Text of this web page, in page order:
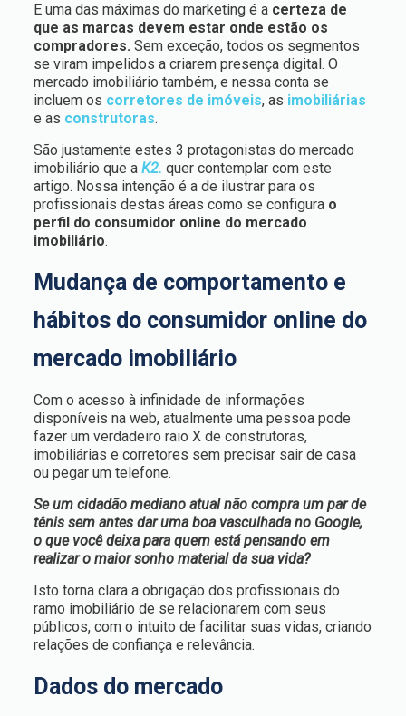
E uma das máximas do marketing é a certeza de
que as marcas devem estar onde estão os
compradores. Sem exceção, todos os segmentos
se viram impelidos a criarem presença digital. O
mercado imobiliário também, e nessa conta se
incluem os corretores de imóveis, as imobiliárias
e as construtoras.
São justamente estes 3 protagonistas do mercado
imobiliário que a K2. quer contemplar com este
artigo. Nossa intenção é a de ilustrar para os
profissionais destas áreas como se configura o
perfil do consumidor online do mercado
imobiliário.
Mudança de comportamento e
hábitos do consumidor online do
mercado imobiliário
Com o acesso à infinidade de informações
disponíveis na web, atualmente uma pessoa pode
fazer um verdadeiro raio X de construtoras,
imobiliárias e corretores sem precisar sair de casa
ou pegar um telefone.
Se um cidadão mediano atual não compra um par de
tênis sem antes dar uma boa vasculhada no Google,
o que você deixa para quem está pensando em
realizar o maior sonho material da sua vida?
Isto torna clara a obrigação dos profissionais do
ramo imobiliário de se relacionarem com seus
públicos, com o intuito de facilitar suas vidas, criando
relações de confiança e relevância.
Dados do mercado